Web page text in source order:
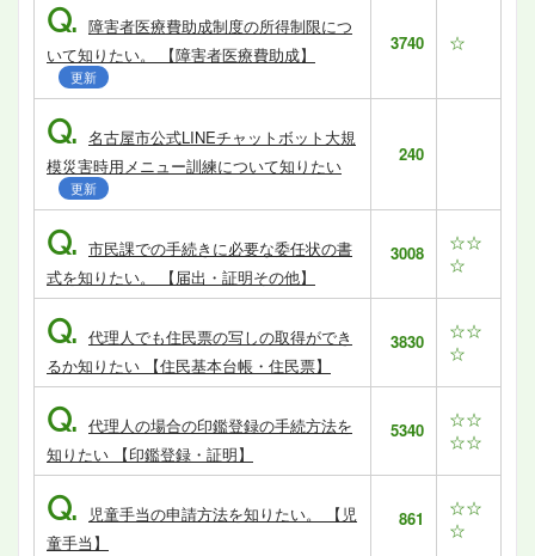
Q. 障害者医療費助成制度の所得制限につ
いて知りたい。 【障害者医療費助成】
更新
3740 ☆
Q. 名古屋市公式LINEチャットボット大規
模災害時用メニュー訓練について知りたい
更新
240
Q. 市民課での手続きに必要な委任状の書
式を知りたい。 【届出・証明その他】
3008
☆☆
☆
Q. 代理人でも住民票の写しの取得ができ
るか知りたい 【住民基本台帳・住民票】
3830
☆☆
☆
Q. 代理人の場合の印鑑登録の手続方法を
知りたい 【印鑑登録・証明】
5340
☆☆
☆☆
Q.
児童手当の申請方法を知りたい。 【児
童手当】
861
☆☆
☆